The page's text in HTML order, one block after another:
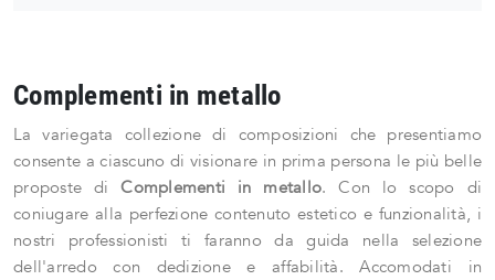
Complementi in metallo
La variegata collezione di composizioni che presentiamo
consente a ciascuno di visionare in prima persona le più belle
proposte diComplementi in metallo. Con lo scopo di
coniugare alla perfezione contenuto estetico e funzionalità, i
nostri professionisti ti faranno da guida nella selezione
dell'arredo con dedizione e affabilità. Accomodati in